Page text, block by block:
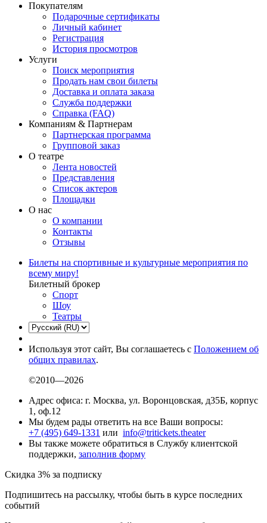
Покупателям
Подарочные сертификаты
Личный кабинет
Регистрация
История просмотров
Услуги
Поиск мероприятия
Продать нам свои билеты
Доставка и оплата заказа
Служба поддержки
Справка (FAQ)
Компаниям & Партнерам
Партнерская программа
Групповой заказ
О театре
Лента новостей
Представления
Список актеров
Площадки
О нас
О компании
Контакты
Отзывы
Билеты на спортивные и культурные мероприятия по
всему миру!
Билетный брокер
Спорт
Шоу
Театры
Используя этот сайт, Вы соглашаетесь с Положением об
общих правилах.
©2010—2026
Адрес офиса: г. Москва, ул. Воронцовская, д35Б, корпус
1, оф.12
Мы будем рады ответить на все Ваши вопросы:
+7 (495) 649-1331 или info@tritickets.theater
Вы также можете обратиться в Службу клиентской
поддержки, заполнив форму
Скидка 3% за подписку
Подпишитесь на рассылку, чтобы быть в курсе последних
событий